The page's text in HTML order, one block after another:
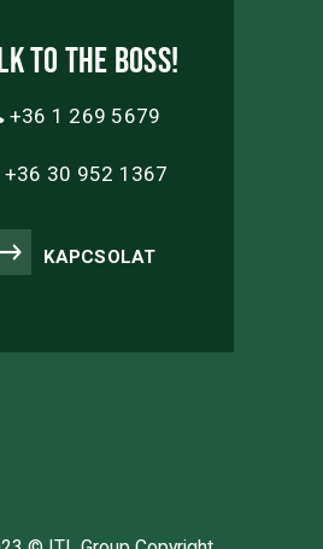
to the boss!
+36 1 269 5679
+36 30 952 1367
KAPCSOLAT